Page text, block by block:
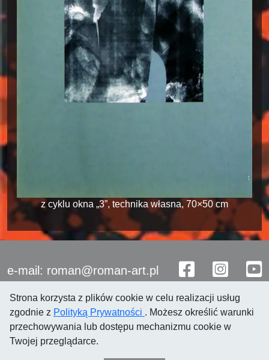
z cyklu okna „3”, technika własna, 70×50 cm
e-mail: roman@roman-art.pl
© 2021 Roman Przewoźnik
Strona korzysta z plików cookie w celu realizacji usług
zgodnie z Polityką Prywatności . Możesz określić warunki
przechowywania lub dostępu mechanizmu cookie w
Twojej przeglądarce.